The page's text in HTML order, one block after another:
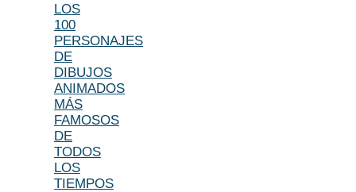
LOS
100
PERSONAJES
DE
DIBUJOS
ANIMADOS
MÁS
FAMOSOS
DE
TODOS
LOS
TIEMPOS